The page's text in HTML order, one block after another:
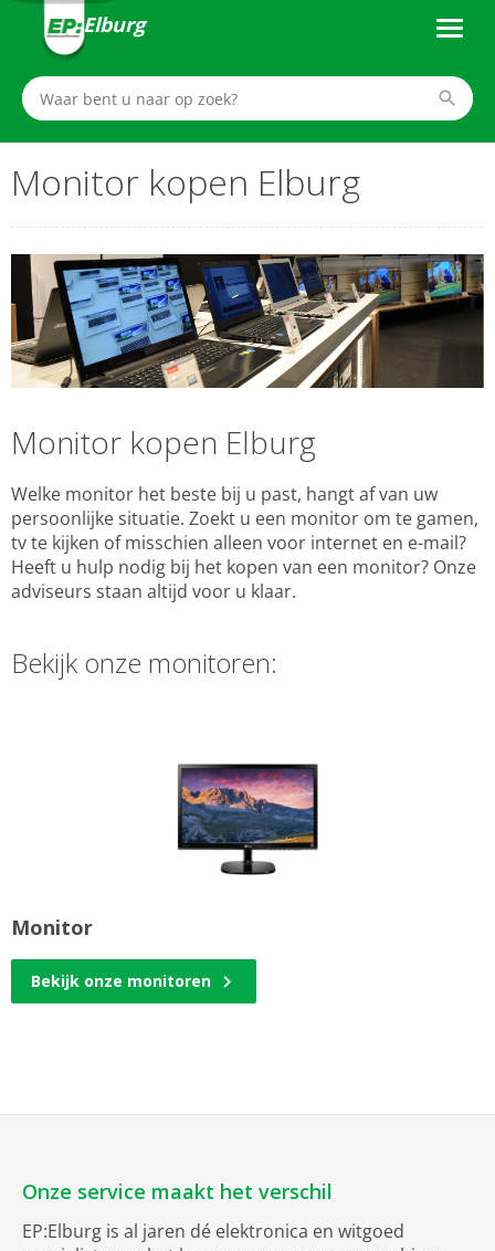
Elburg
Monitor kopen Elburg
Monitor kopen Elburg
Welke monitor het beste bij u past, hangt af van uw
persoonlijke situatie. Zoekt u een monitor om te gamen,
tv te kijken of misschien alleen voor internet en e-mail?
Heeft u hulp nodig bij het kopen van een monitor? Onze
adviseurs staan altijd voor u klaar.
Bekijk onze monitoren:
Monitor
Bekijk onze monitoren
Onze service maakt het verschil
EP:Elburg is al jaren dé elektronica en witgoed